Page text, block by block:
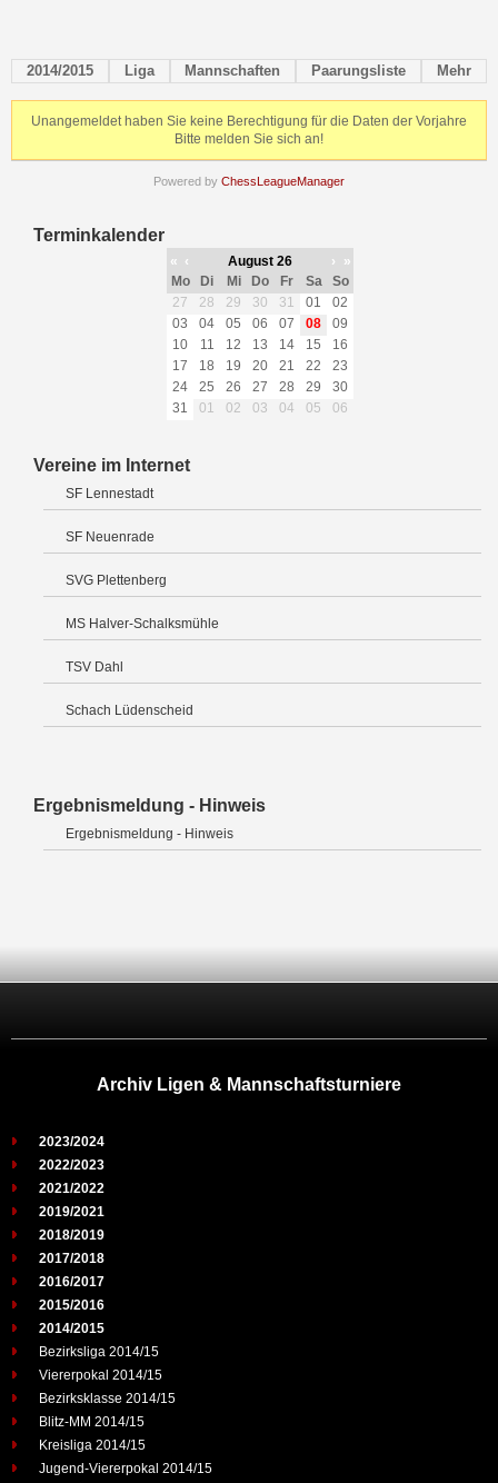
2014/2015 Liga Mannschaften Paarungsliste Mehr
Unangemeldet haben Sie keine Berechtigung für die Daten der Vorjahre
Bitte melden Sie sich an!
Powered by ChessLeagueManager
Terminkalender
« ‹ August 26 ›
»
Mo
Di Mi Do Fr Sa
So
27
28 29 30 31 01
02
03
04 05 06 07 08
09
10
11 12 13 14 15
16
17
18 19 20 21 22
23
24
25 26 27 28 29
30
31
01 02 03 04 05 06
Vereine im Internet
SF Lennestadt
SF Neuenrade
SVG Plettenberg
MS Halver-Schalksmühle
TSV Dahl
Schach Lüdenscheid
Ergebnismeldung - Hinweis
Ergebnismeldung - Hinweis
Archiv Ligen & Mannschaftsturniere
2023/2024
2022/2023
2021/2022
2019/2021
2018/2019
2017/2018
2016/2017
2015/2016
2014/2015
Bezirksliga 2014/15
Viererpokal 2014/15
Bezirksklasse 2014/15
Blitz-MM 2014/15
Kreisliga 2014/15
Jugend-Viererpokal 2014/15